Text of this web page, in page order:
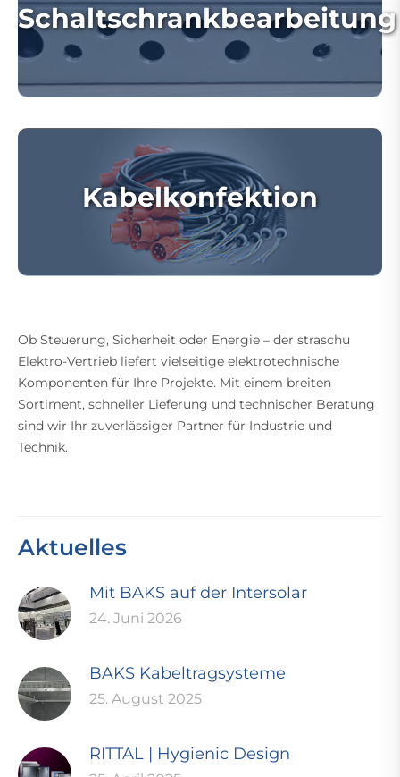
Schaltschrankbearbeitung
Kabelkonfektion
Ob Steuerung, Sicherheit oder Energie – der straschu
Elektro-Vertrieb liefert vielseitige elektrotechnische
Komponenten für Ihre Projekte. Mit einem breiten
Sortiment, schneller Lieferung und technischer Beratung
sind wir Ihr zuverlässiger Partner für Industrie und
Technik.
Aktuelles
Mit BAKS auf der Intersolar
24. Juni 2026
BAKS Kabeltragsysteme
25. August 2025
RITTAL | Hygienic Design